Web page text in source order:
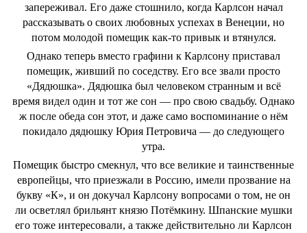
запереживал. Его даже стошнило, когда Карлсон начал
рассказывать о своих любовных успехах в Венеции, но
потом молодой помещик как-то привык и втянулся.
Однако теперь вместо графини к Карлсону приставал
помещик, живший по соседству. Его все звали просто
«Дядюшка». Дядюшка был человеком странным и всё
время видел один и тот же сон ― про свою свадьбу. Однако
ж после обеда сон этот, и даже само воспоминание о нём
покидало дядюшку Юрия Петровича ― до следующего
утра.
Помещик быстро смекнул, что все великие и таинственные
европейцы, что приезжали в Россию, имели прозвание на
букву «К», и он докучал Карлсону вопросами о том, не он
ли осветлял брильянт князю Потёмкину. Шпанские мушки
его тоже интересовали, а также действительно ли Карлсон